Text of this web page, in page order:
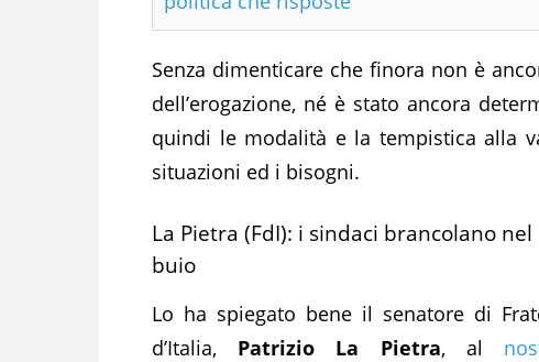
Senza dimenticare che finora non è
dell’erogazione, né è stato ancora
quindi le modalità e la tempistica alla
situazioni ed i bisogni.
La Pietra (FdI): i sindaci brancolano nel
buio
Lo ha spiegato bene il senatore di
d’Italia, Patrizio La Pietra, al